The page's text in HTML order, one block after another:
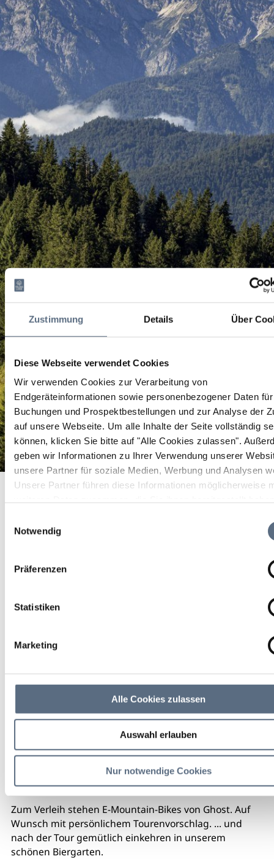
Zustimmung Details Über
Diese Webseite verwendet Cookies
Wir verwenden Cookies zur Verarbeitung von
Endgeräteinformationen sowie personenbezogener Daten
Buchungen und Prospektbestellungen und zur Analyse der
auf unsere Webseite. Um alle Inhalte der Seite vollständig
können, klicken Sie bitte auf "Alle Cookies zulassen".
geben wir Informationen zu Ihrer Verwendung unserer
unsere Partner für soziale Medien, Werbung und Analysen
Unsere Partner führen diese Informationen möglicherweise
Notwendig
Präferenzen
Statistiken
Marketing
Alle Cookies zulassen
Auswahl erlauben
Nur notwendige Cookies
Fröhlichs Wirtshaus E-Mountain-Bike Verleih
Startseite Fröhlichs Wirtshaus E-Mountain-Bike Verleih
Mountain-Bike Verleih
Starten Sie Ihre Tour bei uns in Großweil mit unseren
Zum Verleih stehen E-Mountain-Bikes von Ghost. Auf
Wunsch mit persönlichem Tourenvorschlag. ... und
nach der Tour gemütlich einkehren in unserem
schönen Biergarten.